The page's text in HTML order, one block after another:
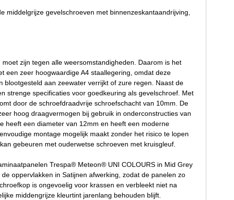
middelgrijze gevelschroeven met binnenzeskantaandrijving,
zijn tegen alle weersomstandigheden. Daarom is het
een zeer hoogwaardige A4 staallegering, omdat deze
aan zeewater verrijkt of zure regen. Naast de
strenge specificaties voor goedkeuring als gevelschroef. Met
door de schroefdraadvrije schroefschacht van 10mm. De
hoog draagvermogen bij gebruik in onderconstructies van
heeft een diameter van 12mm en heeft een moderne
montage mogelijk maakt zonder het risico te lopen
gebeuren met ouderwetse schroeven met kruisgleuf.
Trespa® Meteon® UNI COLOURS in Mid Grey
oppervlakken in Satijnen afwerking, zodat de panelen zo
is ongevoelig voor krassen en verbleekt niet na
middengrijze kleurtint jarenlang behouden blijft.